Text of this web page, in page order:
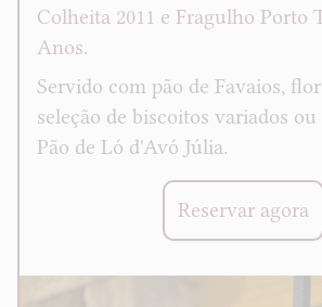
Colheita 2011 e Fragulho Porto
Anos.
Servido com pão de Favaios,
seleção de biscoitos variados
Pão de Ló d'Avó Júlia.
Reservar agora